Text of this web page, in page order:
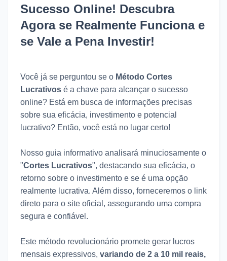
Sucesso Online! Descubra
Agora se Realmente Funciona e
se Vale a Pena Investir!
Você já se perguntou se o Método Cortes
Lucrativos é a chave para alcançar o sucesso
online? Está em busca de informações precisas
sobre sua eficácia, investimento e potencial
lucrativo? Então, você está no lugar certo!
Nosso guia informativo analisará minuciosamente o
"Cortes Lucrativos", destacando sua eficácia, o
retorno sobre o investimento e se é uma opção
realmente lucrativa. Além disso, forneceremos o link
direto para o site oficial, assegurando uma compra
segura e confiável.
Este método revolucionário promete gerar lucros
mensais expressivos, variando de 2 a 10 mil reais,